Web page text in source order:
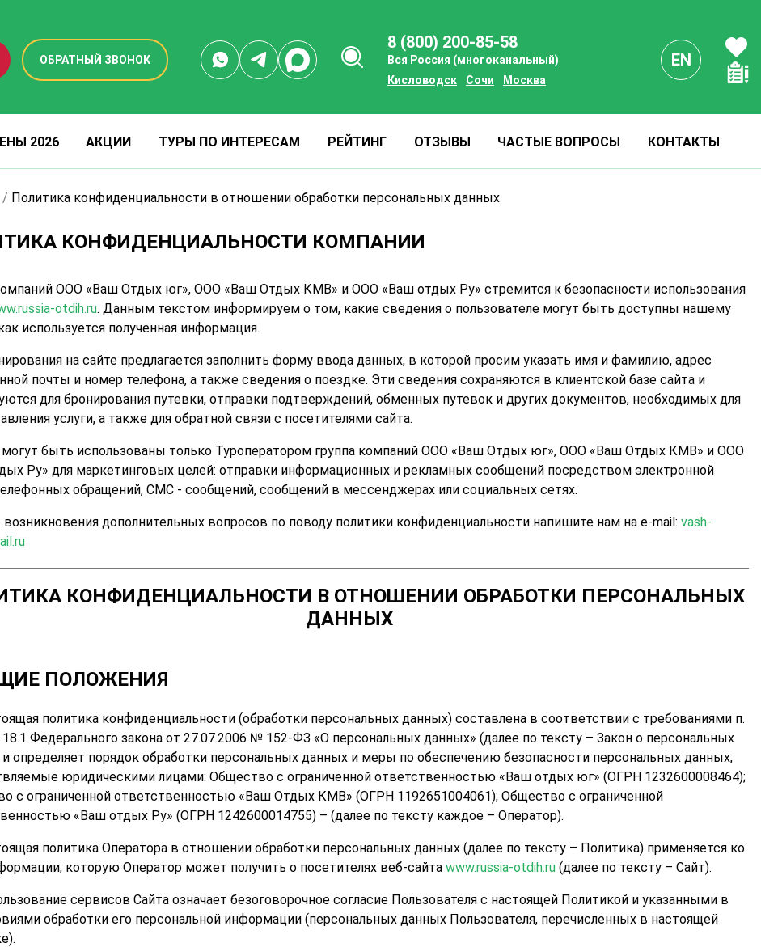
ОБРАТНЫЙ ЗВОНОК
8 (800) 200-85-58
Вся Россия (многоканальный)
Кисловодск
Сочи Москва
EN
2026 АКЦИИ ТУРЫ ПО ИНТЕРЕСАМ РЕЙТИНГ ОТЗЫВЫ ЧАСТЫЕ ВОПРОСЫ КОНТАКТЫ
Политика конфиденциальности в отношении обработки персональных данных
КОНФИДЕНЦИАЛЬНОСТИ КОМПАНИИ
ООО «Ваш Отдых юг», ООО «Ваш Отдых КМВ» и ООО «Ваш отдых Ру» стремится к безопасности использования
otdih.ru. Данным текстом информируем о том, какие сведения о пользователе могут быть доступны нашему
используется полученная информация.
на сайте предлагается заполнить форму ввода данных, в которой просим указать имя и фамилию, адрес
почты и номер телефона, а также сведения о поездке. Эти сведения сохраняются в клиентской базе сайта и
для бронирования путевки, отправки подтверждений, обменных путевок и других документов, необходимых для
услуги, а также для обратной связи с посетителями сайта.
быть использованы только Туроператором группа компаний ООО «Ваш Отдых юг», ООО «Ваш Отдых КМВ» и ООО
Ру» для маркетинговых целей: отправки информационных и рекламных сообщений посредством электронной
обращений, СМС - сообщений, сообщений в мессенджерах или социальных сетях.
возникновения дополнительных вопросов по поводу политики конфиденциальности напишите нам на e-mail: vash-
КОНФИДЕНЦИАЛЬНОСТИ В ОТНОШЕНИИ ОБРАБОТКИ ПЕРСОНАЛЬНЫХ
ДАННЫХ
ПОЛОЖЕНИЯ
политика конфиденциальности (обработки персональных данных) составлена в соответствии с требованиями п.
18.1 Федерального закона от 27.07.2006 № 152-ФЗ «О персональных данных» (далее по тексту – Закон о персональных
определяет порядок обработки персональных данных и меры по обеспечению безопасности персональных данных,
юридическими лицами: Общество с ограниченной ответственностью «Ваш отдых юг» (ОГРН 1232600008464);
с ограниченной ответственностью «Ваш Отдых КМВ» (ОГРН 1192651004061); Общество с ограниченной
«Ваш отдых Ру» (ОГРН 1242600014755) – (далее по тексту каждое – Оператор).
политика Оператора в отношении обработки персональных данных (далее по тексту – Политика) применяется ко
которую Оператор может получить о посетителях веб-сайта www.russia-otdih.ru (далее по тексту – Сайт).
сервисов Сайта означает безоговорочное согласие Пользователя с настоящей Политикой и указанными в
обработки его персональной информации (персональных данных Пользователя, перечисленных в настоящей